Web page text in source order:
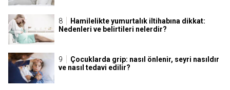
Hamilelikte yumurtalık iltihabına dikkat:
Nedenleri ve belirtileri nelerdir?
Çocuklarda grip: nasıl önlenir, seyri nasıldır
ve nasıl tedavi edilir?